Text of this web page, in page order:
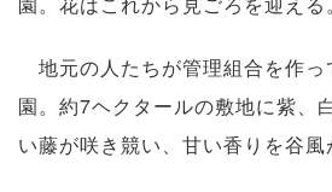
地元の人たちが管理組合を作っ
園。約7ヘクタールの敷地に紫、
い藤が咲き競い、甘い香りを谷風